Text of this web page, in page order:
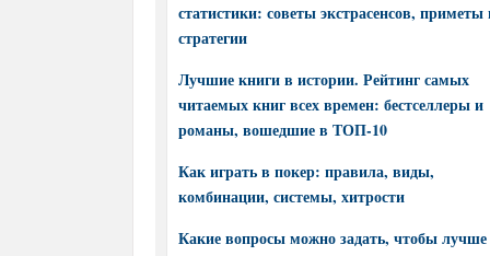
статистики: советы экстрасенсов, приметы
стратегии
Лучшие книги в истории. Рейтинг самых
читаемых книг всех времен: бестселлеры и
романы, вошедшие в ТОП-10
Как играть в покер: правила, виды,
комбинации, системы, хитрости
Какие вопросы можно задать, чтобы лучше